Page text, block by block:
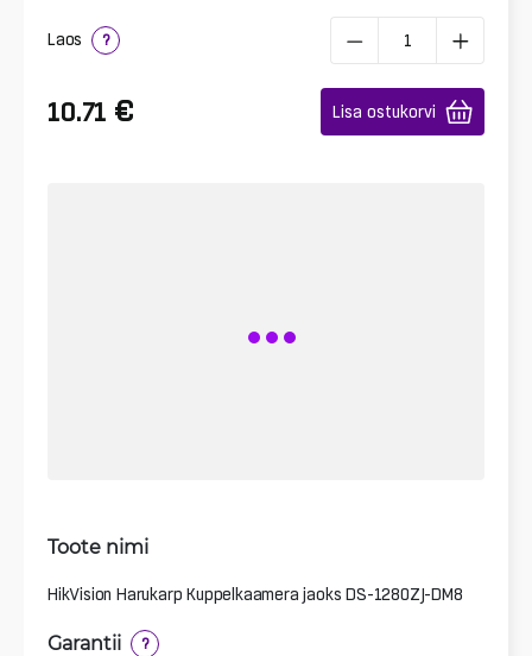
Laos ?
10.71 € Lisa ostukorvi
Toote nimi
HikVision Harukarp Kuppelkaamera jaoks DS-1280ZJ-DM8
Garantii ?